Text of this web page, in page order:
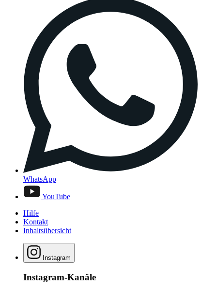
WhatsApp
YouTube
Hilfe
Kontakt
Inhaltsübersicht
Instagram
Instagram-Kanäle